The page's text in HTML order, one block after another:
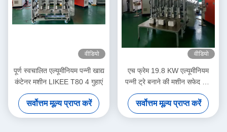
वीडियो
पूर्ण स्वचालित एल्यूमीनियम पन्नी खाद्य
कंटेनर मशीन LIKEE T80 4 गुहाएं
सर्वोत्तम मूल्य प्राप्त करें
वीडियो
एच फ्रेम 19.8 KW एल्यूमीनियम
पन्नी ट्रे बनाने की मशीन सफेद और
नारंगी शरीर के साथ
सर्वोत्तम मूल्य प्राप्त करें